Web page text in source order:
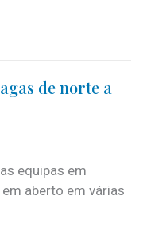
de norte a
equipas em
aberto em várias